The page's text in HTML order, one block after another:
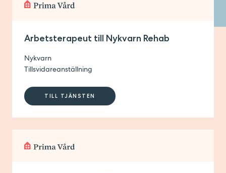
Tyresö
Vellinge
Visby
Värnamo
Ängelholm
Åstorp
Arbetsterapeut till Nykvarn Rehab
Nykvarn
Tillsvidareanställning
TILL TJÄNSTEN